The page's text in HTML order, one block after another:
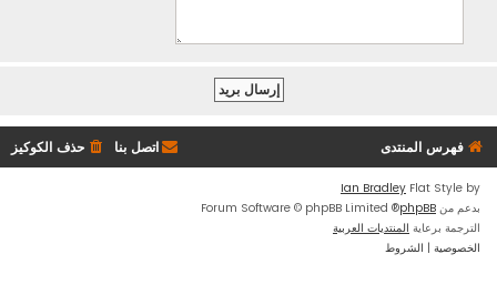
فهرس المنتدى حذف الكوكيز اتصل بنا
Flat Style by
Ian Bradley
بدعم من phpBB
® Forum Software © phpBB Limited
الترجمة برعاية المنتديات العربية
الخصوصية | الشروط